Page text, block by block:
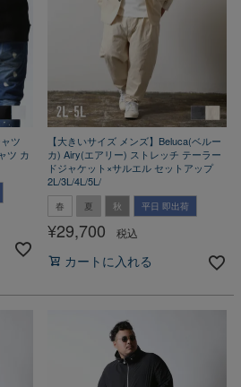
ツ
ツ カ
【大きいサイズ メンズ】Beluca(ベルー
カ) Airy(エアリー) ストレッチ テーラー
ドジャケット×サルエル セットアップ
2L/3L/4L/5L/
春 夏 秋 平日 即出荷
¥29,700 税込
カートに入れる